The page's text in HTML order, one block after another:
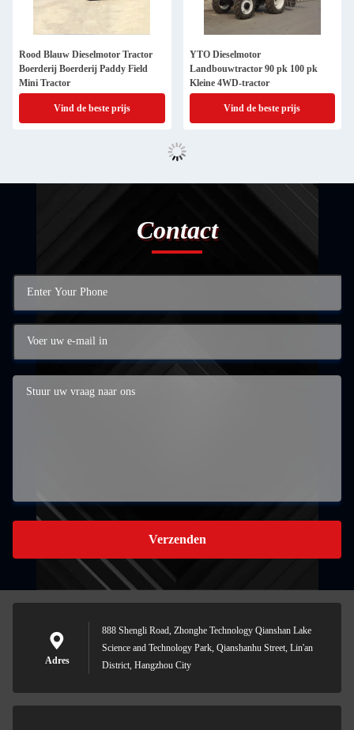
Rood Blauw Dieselmotor Tractor
Boerderij Boerderij Paddy Field
Mini Tractor
Vind de beste prijs
YTO Dieselmotor
Landbouwtractor 90 pk 100 pk
Kleine 4WD-tractor
Vind de beste prijs
Contact
Verzenden
Adres
888 Shengli Road, Zhonghe Technology Qianshan Lake
Science and Technology Park, Qianshanhu Street, Lin'an
District, Hangzhou City